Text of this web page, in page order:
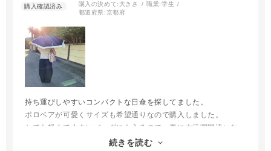
購入の決めて: 大きさ 職業:学生
都道府県:京都府
持ち運びしやすいコンパクトな日傘を探してました。
ポロベアが可愛くサイズも希望通りなので購入しました。
とても軽くて小さいバッグにも入るので、夏に大活躍間違いな
続きを読む